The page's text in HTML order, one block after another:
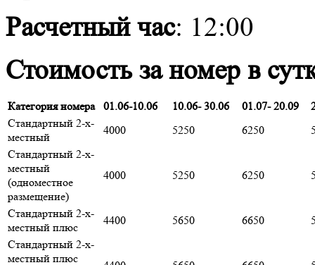
Расчетный час: 12:00
Стоимость за номер в
Категория номера 01.06-10.06 10.06-30.06 01.07- 20.09
Стандартный 2-х-
местный
4000 5250 6250
Стандартный 2-х-
местный
(одноместное
размещение)
4000 5250 6250
Стандартный 2-х-
местный плюс
4400 5650 6650
Стандартный 2-х-
местный плюс